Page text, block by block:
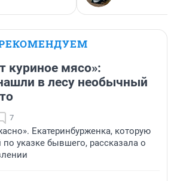
куриное мясо»:
в лесу необычный
7
Екатеринбурженка, которую
указке бывшего, рассказала о